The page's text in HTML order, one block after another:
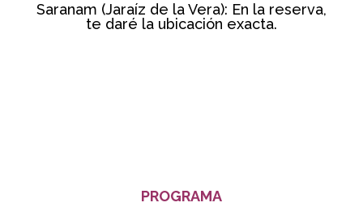
Saranam (Jaraíz de la Vera): En la reserva,
te daré la ubicación exacta.
PROGRAMA